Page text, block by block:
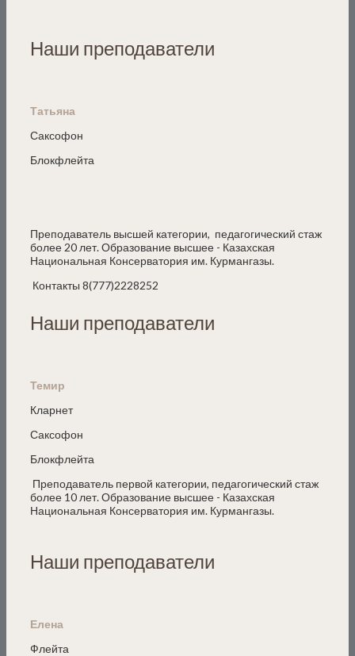
Наши преподаватели
Татьяна
Саксофон
Блокфлейта
Преподаватель высшей категории, педагогический стаж
более 20 лет. Образование высшее - Казахская
Национальная Консерватория им. Курмангазы.
Контакты 8(777)2228252
Наши преподаватели
Темир
Кларнет
Саксофон
Блокфлейта
Преподаватель первой категории, педагогический стаж
более 10 лет. Образование высшее - Казахская
Национальная Консерватория им. Курмангазы.
Наши преподаватели
Елена
Флейта